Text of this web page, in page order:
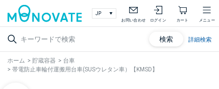
お問い合わせ ログイン カート メニュー
検索 詳細検索
ホーム > 貯蔵容器 > 台車
> 帯電防止車輪付運搬用台車(SUSウレタン車）【KMSD】